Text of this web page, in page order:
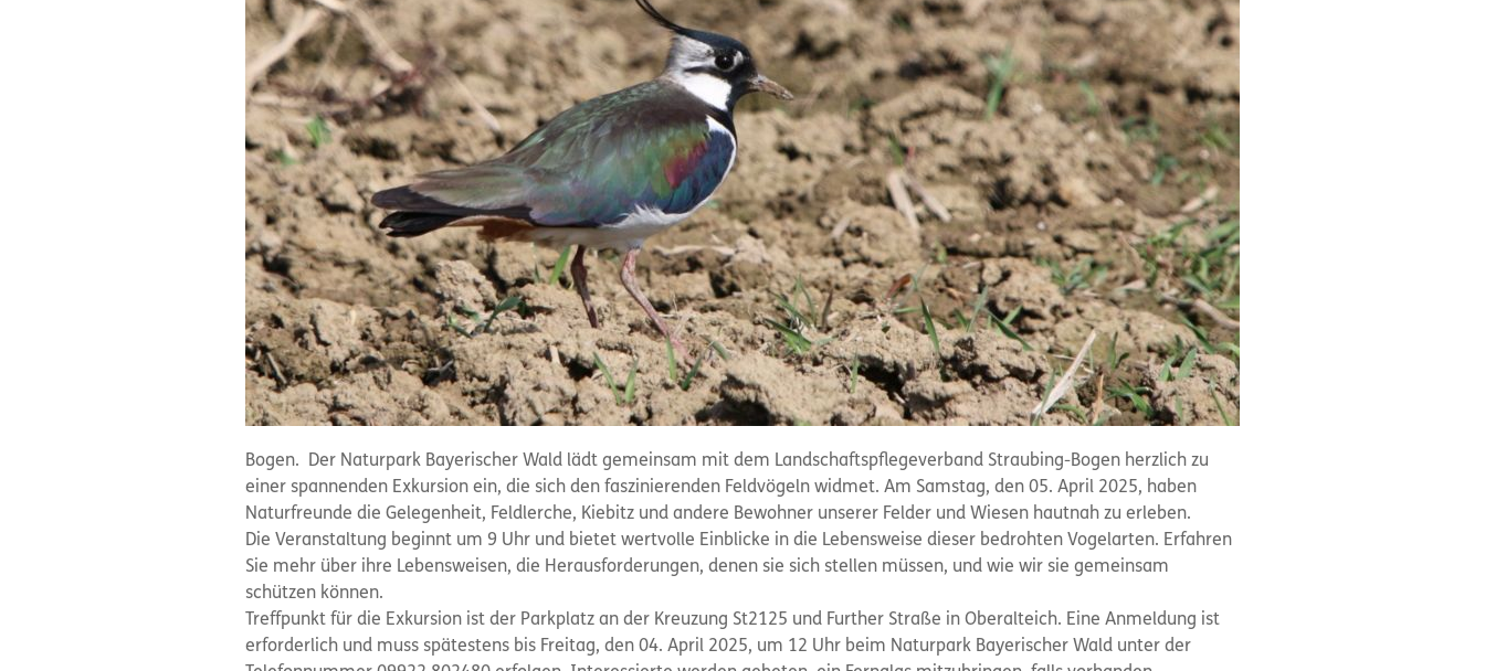
Bogen. Der Naturpark Bayerischer Wald lädt gemeinsam mit dem Landschaftspflegeverband Straubing-Bogen herzlich zu
einer spannenden Exkursion ein, die sich den faszinierenden Feldvögeln widmet. Am Samstag, den 05. April 2025, haben
Naturfreunde die Gelegenheit, Feldlerche, Kiebitz und andere Bewohner unserer Felder und Wiesen hautnah zu erleben.
Die Veranstaltung beginnt um 9 Uhr und bietet wertvolle Einblicke in die Lebensweise dieser bedrohten Vogelarten. Erfahren
Sie mehr über ihre Lebensweisen, die Herausforderungen, denen sie sich stellen müssen, und wie wir sie gemeinsam
schützen können.
Treffpunkt für die Exkursion ist der Parkplatz an der Kreuzung St2125 und Further Straße in Oberalteich. Eine Anmeldung ist
erforderlich und muss spätestens bis Freitag, den 04. April 2025, um 12 Uhr beim Naturpark Bayerischer Wald unter der